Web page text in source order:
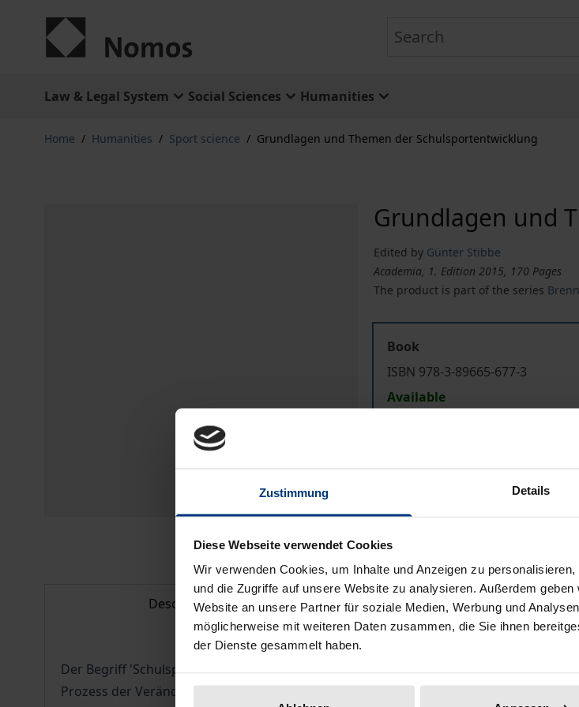
Zustimmung Details
Diese Webseite verwendet Cookies
Wir verwenden Cookies, um Inhalte und Anzeigen zu
und die Zugriffe auf unsere Website zu analysieren. Außerdem
Website an unsere Partner für soziale Medien, Werbung und
möglicherweise mit weiteren Daten zusammen, die Sie ihnen
der Dienste gesammelt haben.
Law & Legal System Social Sciences Humanities
Home / Humanities / Sport science / Grundlagen und Themen der Schulsportentwicklung
Grundlagen und
Edited by Günter Stibbe
Academia, 1. Edition 2015, 170 Pages
The product is part of the series
Book
ISBN 978-3-89665-677-3
Available
Add to
Description Bibliographical data
Der Begriff 'Schulsportentwicklung' hat sich mittlerweile in der sportpädagogischen
Prozess der Veränderung und Weiterentwicklung des Schulsports im Rahmen der